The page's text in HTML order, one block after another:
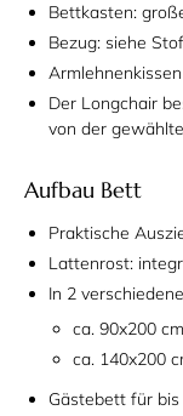
Bettkasten:
Bezug: siehe
Der Longchair
von der
Aufbau Bett
Praktische
Lattenrost:
In 2
ca. 90x200
ca. 140x200
Gästebett für